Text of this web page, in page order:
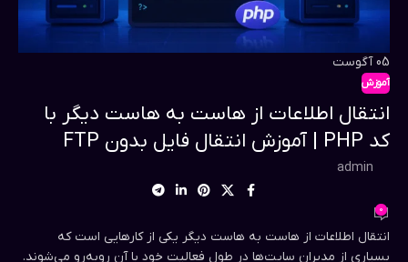
05 آگوست
آموزش
انتقال اطلاعات از هاست به هاست دیگر با
کد PHP | آموزش انتقال فایل بدون FTP
admin
0
انتقال اطلاعات از هاست به هاست دیگر یکی از کارهایی است که
بسیاری از مدیران سایت‌ها در طول فعالیت خود با آن روبه‌رو می‌شوند.